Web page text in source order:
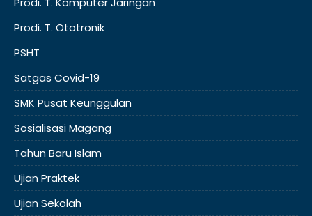
Prodi. T. Ototronik
PSHT
Satgas Covid-19
SMK Pusat Keunggulan
Sosialisasi Magang
Tahun Baru Islam
Ujian Praktek
Ujian Sekolah